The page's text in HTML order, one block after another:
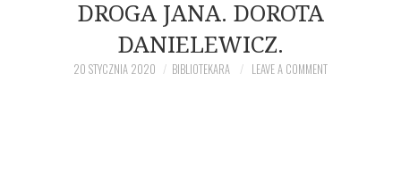
INSPIRACJE LITERACKIE
O BIBLIOTEKARZE
DROGA JANA. DOROTA
DANIELEWICZ.
20 STYCZNIA 2020 BIBLIOTEKARA LEAVE A COMMENT